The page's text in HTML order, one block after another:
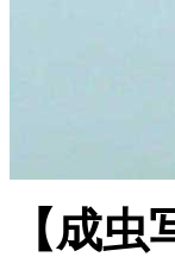
【成虫